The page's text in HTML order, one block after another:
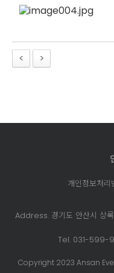
개인정보처리
Address. 경기도 안산시 상
Tel. 031-599-
Copyright 2023 Ansan